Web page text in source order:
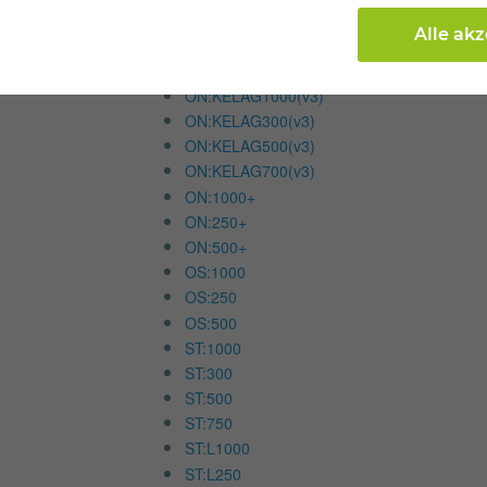
Alle
ON:KELAG1000(v3)
ON:KELAG300(v3)
ON:KELAG500(v3)
ON:KELAG700(v3)
ON:1000+
ON:250+
ON:500+
OS:1000
OS:250
OS:500
ST:1000
ST:300
ST:500
ST:750
ST:L1000
ST:L250